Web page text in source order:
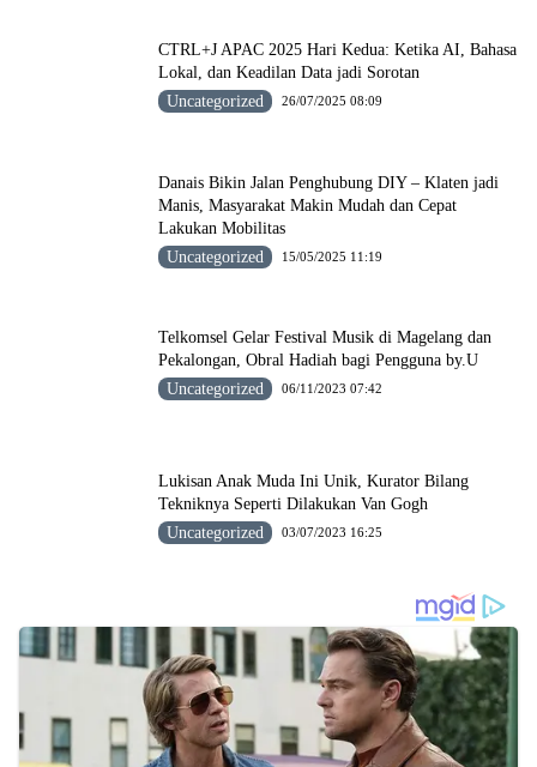
CTRL+J APAC 2025 Hari Kedua: Ketika AI, Bahasa
Lokal, dan Keadilan Data jadi Sorotan
Uncategorized
26/07/2025 08:09
Danais Bikin Jalan Penghubung DIY – Klaten jadi
Manis, Masyarakat Makin Mudah dan Cepat
Lakukan Mobilitas
Uncategorized
15/05/2025 11:19
Telkomsel Gelar Festival Musik di Magelang dan
Pekalongan, Obral Hadiah bagi Pengguna by.U
Uncategorized
06/11/2023 07:42
Lukisan Anak Muda Ini Unik, Kurator Bilang
Tekniknya Seperti Dilakukan Van Gogh
Uncategorized
03/07/2023 16:25